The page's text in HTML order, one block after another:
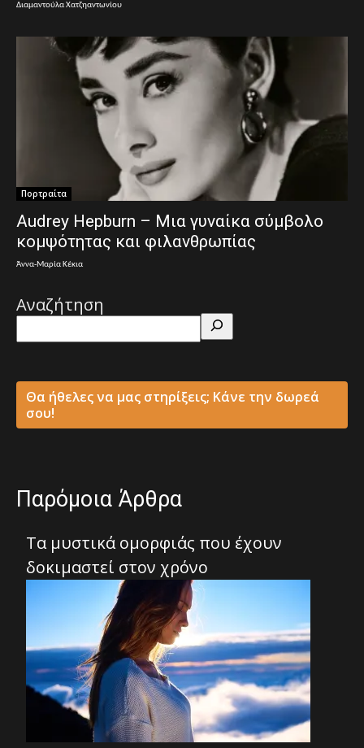
Διαμαντούλα Χατζηαντωνίου
Πορτραίτα
Audrey Hepburn – Μια γυναίκα σύμβολο
κομψότητας και φιλανθρωπίας
Άννα-Μαρία Κέκια
Αναζήτηση
Θα ήθελες να μας στηρίξεις; Κάνε την δωρεά
σου!
Παρόμοια Άρθρα
Τα μυστικά ομορφιάς που έχουν
δοκιμαστεί στον χρόνο